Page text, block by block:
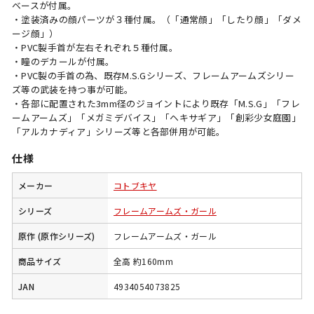
ベースが付属。
・塗装済みの顔パーツが３種付属。（「通常顔」「したり顔」「ダメ
ージ顔」）
・PVC製手首が左右それぞれ５種付属。
・瞳のデカールが付属。
・PVC製の手首の為、既存M.S.Gシリーズ、フレームアームズシリー
ズ等の武装を持つ事が可能。
・各部に配置された3mm径のジョイントにより既存「M.S.G」「フレ
ームアームズ」「メガミデバイス」「ヘキサギア」「創彩少女庭園」
「アルカナディア」シリーズ等と各部併用が可能。
仕様
メーカー コトブキヤ
シリーズ フレームアームズ・ガール
原作 (原作シリーズ) フレームアームズ・ガール
商品サイズ 全高 約160mm
JAN 4934054073825